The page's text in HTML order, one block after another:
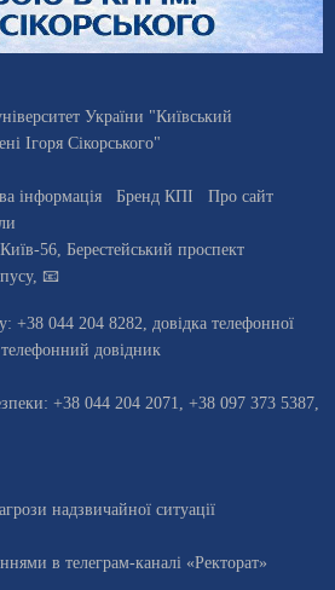
України "Київський
Ігоря Сікорського"
інформація Бренд КПІ
Про сайт
Київ-56, Берестейський проспект
, 📧
+38 044 204 8282 , довiдка телефонної
телефонний довідник
+38 044 204 2071, +38 097 373 5387,
надзвичайної ситуації
в телеграм-каналі «Ректорат»